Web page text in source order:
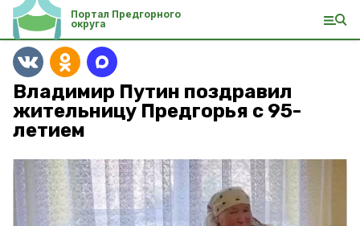
Портал Предгорного
округа
Владимир Путин поздравил
жительницу Предгорья с 95-
летием